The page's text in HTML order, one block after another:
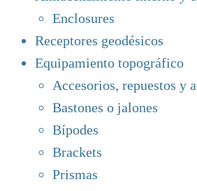
Enclosures
Receptores geodésicos
Equipamiento topográfico
Accesorios, repuestos y
Bastones o jalones
Bípodes
Brackets
Prismas